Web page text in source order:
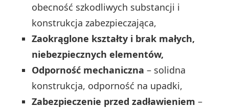
obecność szkodliwych substancji i
konstrukcja zabezpieczająca,
Zaokrąglone kształty i brak małych,
niebezpiecznych elementów,
Odporność mechaniczna – solidna
konstrukcja, odporność na upadki,
Zabezpieczenie przed zadławieniem –